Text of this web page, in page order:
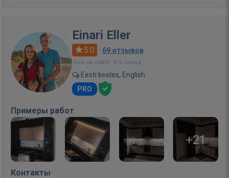
Einari Eller
5.0 · 69 отзывов
Был на сайте: 6 ч. назад
Eesti keeles, English
PRO
Примеры работ
+21
Контакты